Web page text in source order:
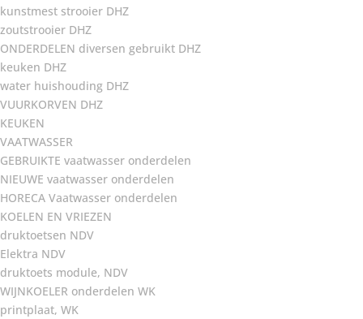
kunstmest strooier DHZ
zoutstrooier DHZ
ONDERDELEN diversen gebruikt DHZ
keuken DHZ
water huishouding DHZ
VUURKORVEN DHZ
KEUKEN
VAATWASSER
GEBRUIKTE vaatwasser onderdelen
NIEUWE vaatwasser onderdelen
HORECA Vaatwasser onderdelen
KOELEN EN VRIEZEN
druktoetsen NDV
Elektra NDV
druktoets module, NDV
WIJNKOELER onderdelen WK
printplaat, WK